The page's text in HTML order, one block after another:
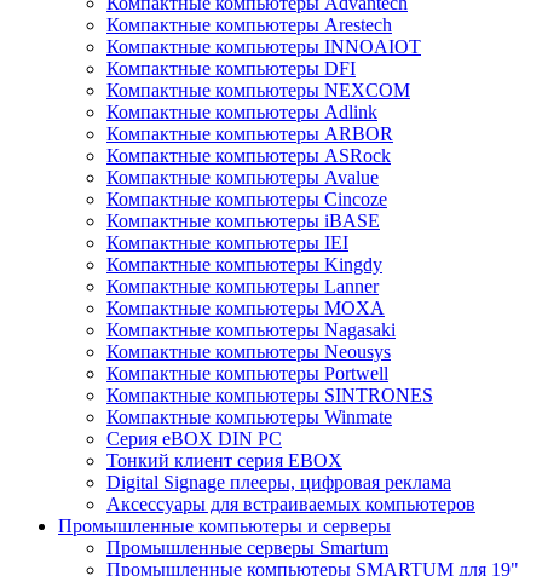
Компактные компьютеры Arestech
Компактные компьютеры INNOAIOT
Компактные компьютеры DFI
Компактные компьютеры NEXCOM
Компактные компьютеры Adlink
Компактные компьютеры ARBOR
Компактные компьютеры ASRock
Компактные компьютеры Avalue
Компактные компьютеры Cincoze
Компактные компьютеры iBASE
Компактные компьютеры IEI
Компактные компьютеры Kingdy
Компактные компьютеры Lanner
Компактные компьютеры MOXA
Компактные компьютеры Nagasaki
Компактные компьютеры Neousys
Компактные компьютеры Portwell
Компактные компьютеры SINTRONES
Компактные компьютеры Winmate
Серия eBOX DIN PC
Тонкий клиент серия EBOX
Digital Signage плееры, цифровая реклама
Аксессуары для встраиваемых компьютеров
Промышленные компьютеры и серверы
Промышленные серверы Smartum
Промышленные компьютеры SMARTUM для 19"